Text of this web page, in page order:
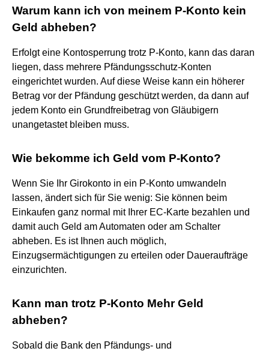
Warum kann ich von meinem P-Konto kein
Geld abheben?
Erfolgt eine Kontosperrung trotz P-Konto, kann das daran
liegen, dass mehrere Pfändungsschutz-Konten
eingerichtet wurden. Auf diese Weise kann ein höherer
Betrag vor der Pfändung geschützt werden, da dann auf
jedem Konto ein Grundfreibetrag von Gläubigern
unangetastet bleiben muss.
Wie bekomme ich Geld vom P-Konto?
Wenn Sie Ihr Girokonto in ein P-Konto umwandeln
lassen, ändert sich für Sie wenig: Sie können beim
Einkaufen ganz normal mit Ihrer EC-Karte bezahlen und
damit auch Geld am Automaten oder am Schalter
abheben. Es ist Ihnen auch möglich,
Einzugsermächtigungen zu erteilen oder Daueraufträge
einzurichten.
Kann man trotz P-Konto Mehr Geld
abheben?
Sobald die Bank den Pfändungs- und